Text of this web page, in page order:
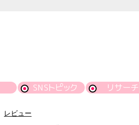
SNSトピック リサーチ
レビュー